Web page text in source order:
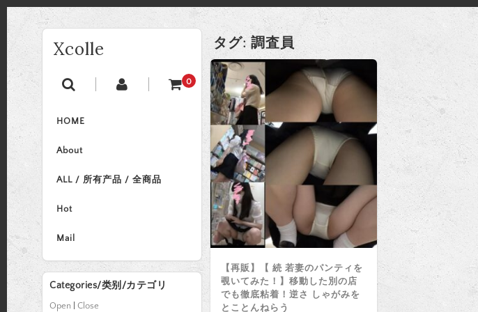
Xcolle
0
HOME
About
ALL / 所有产品 / 全商品
Hot
Mail
タグ: 調査員
【再販】【 続 若妻のパンティを
覗いてみた！】移動した別の店
でも徹底粘着！逆さ しゃがみを
とことんねらう
Categories/类别/カテゴリ
Open Close